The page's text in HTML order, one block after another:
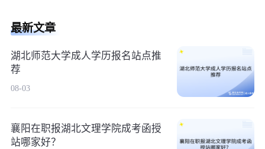
最新文章
湖北师范大学成人学历报名站点推
荐
08-03
襄阳在职报湖北文理学院成考函授
站哪家好？